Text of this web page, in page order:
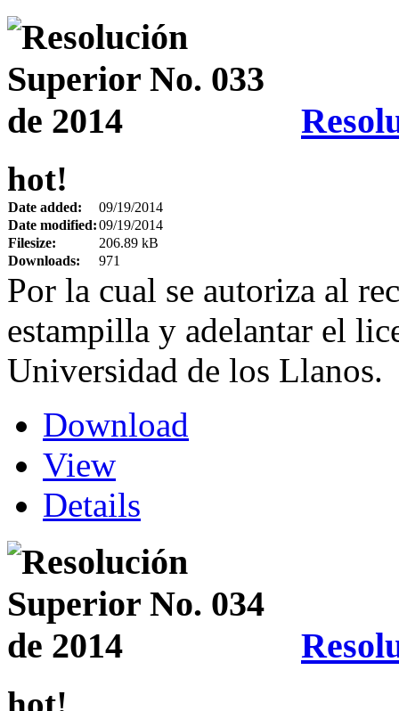
hot!
Date added:
09/19/2014
Date modified:09/19/2014
Filesize:
206.89 kB
Downloads:
971
Por la cual se autoriza al
estampilla y adelantar el
Universidad de los Llanos.
Download
View
Details